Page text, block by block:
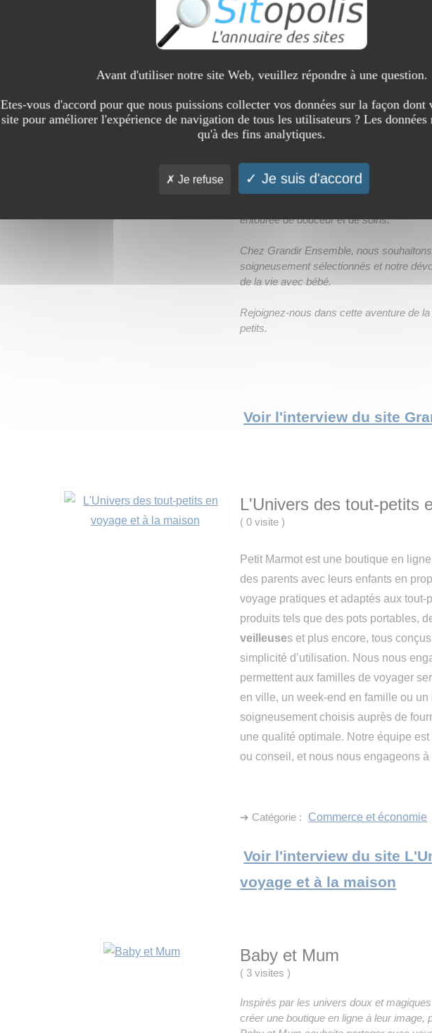
➔ Catégorie : Société
Voir l'interview du site My
Grandir Ensemble
Nous croyons fermement que chaque
entourée de douceur et de soins.
Chez Grandir Ensemble, nous
soigneusement sélectionnés et notre
de la vie avec bébé.
Rejoignez-nous dans cette aventure de
petits.
Voir l'interview du site
L'Univers des tout-petits
( 0 visite)
Petit Marmot est une boutique en
des parents avec leurs enfants en
voyage pratiques et adaptés aux
produits tels que des pots portables,
veilleuses et plus encore, tous
simplicité d’utilisation. Nous nous
permettent aux familles de voyager
en ville, un week-end en famille ou
soigneusement choisis auprès de
une qualité optimale. Notre équipe
ou conseil, et nous nous engageons
➔ Catégorie : Commerce et économie
Voir l'interview du site
voyage et à la maison
Baby et Mum
( 3 visites)
Inspirés par les univers doux et
créer une boutique en ligne à leur image,
Avant d'utiliser notre site Web, veuillez répondre à une question.
Etes-vous d'accord pour que nous puissions collecter vos données sur la façon
site pour améliorer l'expérience de navigation de tous les utilisateurs ? Les données
qu'à des fins analytiques.
Je refuse Je suis d'accord